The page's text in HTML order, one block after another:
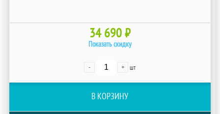
34 690 ₽
Показать скидку
- + шт
В КОРЗИНУ